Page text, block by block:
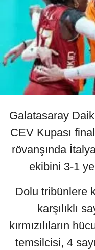
Galatasaray
CEV Kupası
rövanşında
ekibini 3-1
Dolu tribünlere
karşılıklı
kırmızılıların
temsilcisi, 4